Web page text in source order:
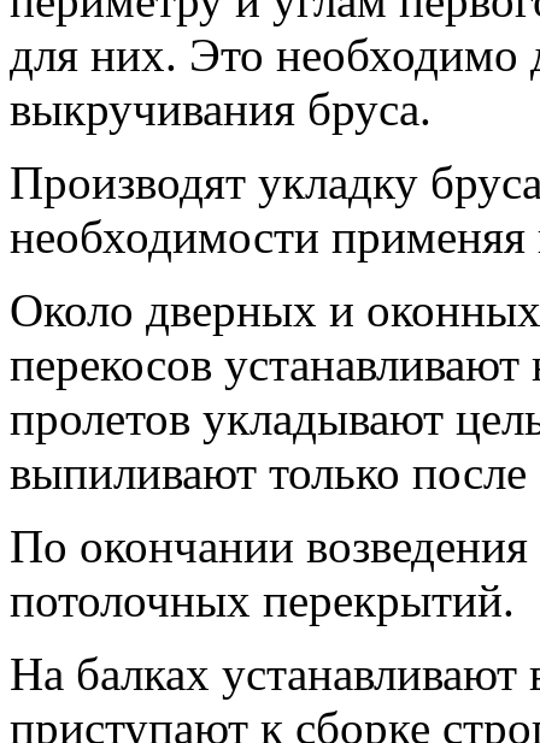
для них. Это необходимо
выкручивания бруса.
Производят укладку
необходимости применяя
Около дверных и
перекосов
пролетов укладывают
выпиливают только
По окончании
потолочных перекрытий.
На балках
приступают к сборке